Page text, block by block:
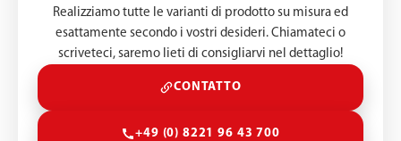
Realizziamo tutte le varianti di prodotto su misura ed
esattamente secondo i vostri desideri. Chiamateci o
scriveteci, saremo lieti di consigliarvi nel dettaglio!
CONTATTO
+49 (0) 8221 96 43 700